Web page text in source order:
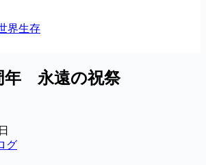
界生存
年 永遠の祝祭
グ